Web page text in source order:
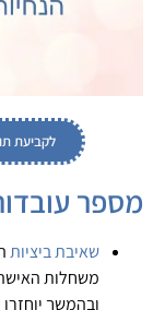
לקביעת תור
מספר
שאיבת ביציות
משחלות
ובהמשך